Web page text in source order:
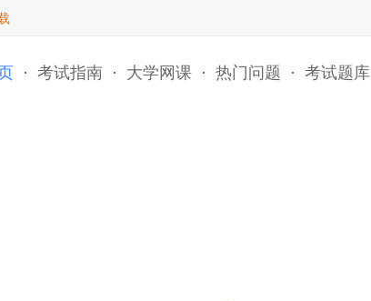
· 考试指南 · 大学网课 · 热门问题 · 考试题库